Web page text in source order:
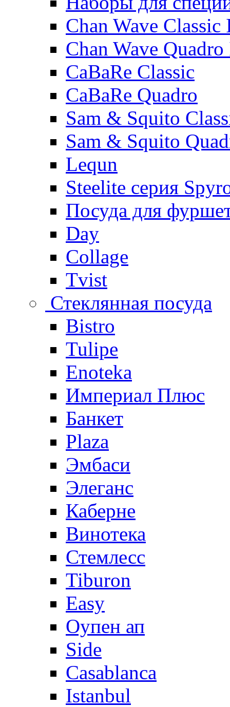
Chan Wave
Chan Wave
CaBaRe Classic
CaBaRe Quadro
Sam & Squito
Sam & Squito
Lequn
Steelite серия
Посуда для
Day
Collage
Tvist
Стеклянная посуда
Bistro
Tulipe
Enoteka
Империал Плюс
Банкет
Plaza
Эмбаси
Элеганс
Каберне
Винотека
Стемлесс
Tiburon
Easy
Оупен ап
Side
Casablanca
Istanbul